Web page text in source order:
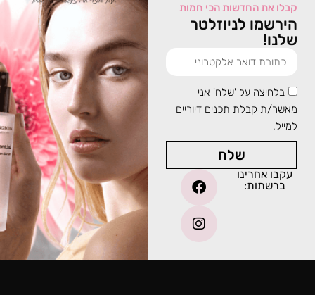
קבלו את החדשות הכי חמות
הירשמו לניוזלטר
שלנו!
בלחיצה על 'שלח' אני
מאשר/ת קבלת תכנים דיוריים
למייל.
שלח
עקבו אחרינו
ברשתות: